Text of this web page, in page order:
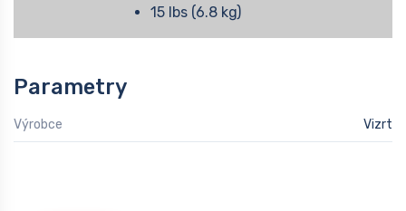
15 lbs (6.8 kg)
Parametry
Výrobce Vizrt